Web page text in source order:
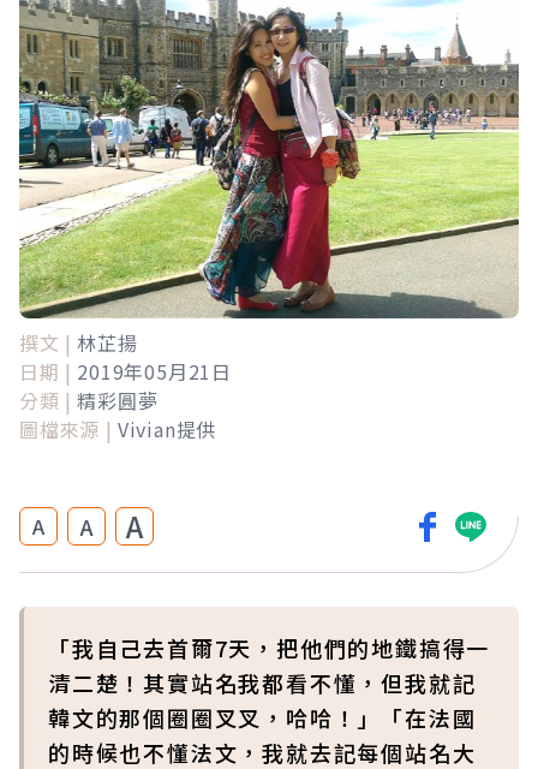
撰文 | 林芷揚
日期 | 2019年05月21日
分類 | 精彩圓夢
圖檔來源 | Vivian提供
A A A
「我自己去首爾7天，把他們的地鐵搞得一
清二楚！其實站名我都看不懂，但我就記
韓文的那個圈圈叉叉，哈哈！」「在法國
的時候也不懂法文，我就去記每個站名大